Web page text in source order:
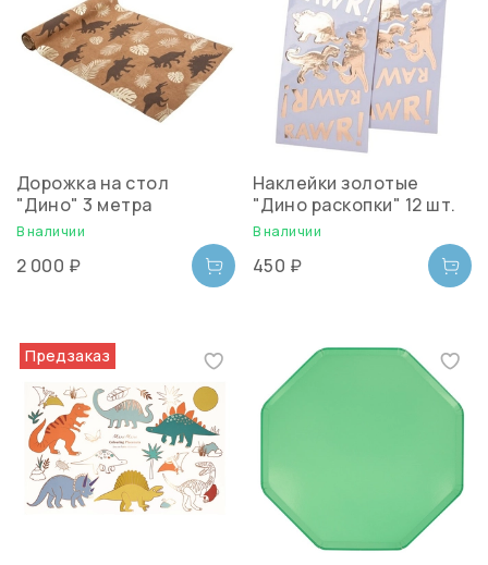
Дорожка на стол
"Дино" 3 метра
В наличии
2 000 ₽
Наклейки золотые
"Дино раскопки" 12 шт.
В наличии
450 ₽
Предзаказ